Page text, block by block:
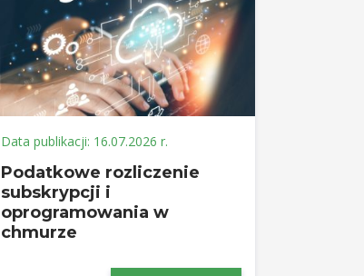
Data publikacji: 16.07.2026 r.
Podatkowe rozliczenie
subskrypcji i
oprogramowania w
chmurze